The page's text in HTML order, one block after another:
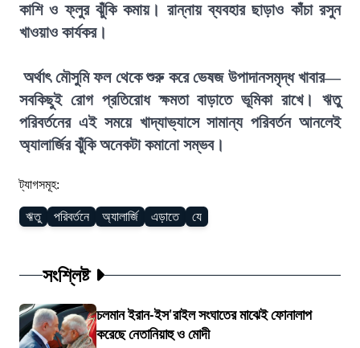
কাশি ও ফ্লুর ঝুঁকি কমায়। রান্নায় ব্যবহার ছাড়াও কাঁচা রসুন
খাওয়াও কার্যকর।
অর্থাৎ মৌসুমি ফল থেকে শুরু করে ভেষজ উপাদানসমৃদ্ধ খাবার—
সবকিছুই রোগ প্রতিরোধ ক্ষমতা বাড়াতে ভূমিকা রাখে। ঋতু
পরিবর্তনের এই সময়ে খাদ্যাভ্যাসে সামান্য পরিবর্তন আনলেই
অ্যালার্জির ঝুঁকি অনেকটা কমানো সম্ভব।
ট্যাগসমূহ:
ঋতু পরিবর্তনে অ্যালার্জি এড়াতে যে
সংশ্লিষ্ট
চলমান ইরান-ইস'রাইল সংঘাতের মাঝেই ফোনালাপ
করেছে নেতানিয়াহু ও মোদী